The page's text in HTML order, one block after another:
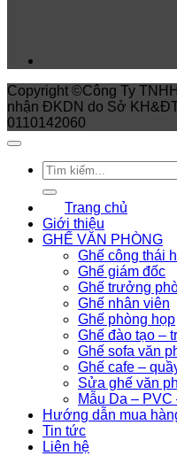
Copyright ©Công Ty
nhận ĐKDN do Sở
0110142060
Trang chủ
Giới thiệu
GHẾ VĂN PHÒNG
Ghế công thái
Ghế giám đốc
Ghế trưởng
Ghế nhân viên
Ghế phòng họp
Ghế đào tạo –
Ghế sofa văn
Ghế cafe –
Sửa ghế văn
Mẫu Da –
Hướng dẫn mua
Tin tức
Liên hệ